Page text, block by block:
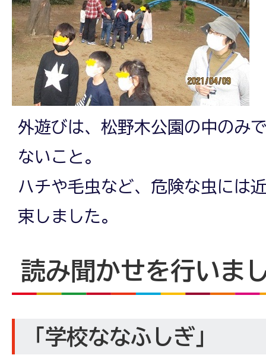
外遊びは、松野木公園の中のみ
ないこと。
ハチや毛虫など、危険な虫には
束しました。
読み聞かせを行いま
「学校ななふしぎ」